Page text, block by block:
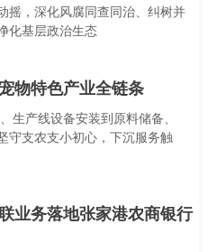
摇，深化风腐同查同治、纠树并
化基层政治生态
物特色产业全链条
生产线设备安装到原料储备、
守支农支小初心，下沉服务触
业务落地张家港农商银行